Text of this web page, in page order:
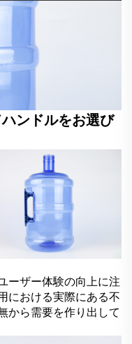
ンドルをお選び
ーザー体験の向上に注
における実際にある不
から需要を作り出して